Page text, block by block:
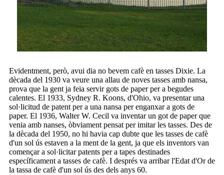
Evidentment, però, avui dia no bevem cafè en tasses Dixie. La
dècada del 1930 va veure una allau de noves tasses amb nansa,
prova que la gent ja feia servir gots de paper per a begudes
calentes. El 1933, Sydney R. Koons, d'Ohio, va presentar una
sol·licitud de patent per a una nansa per enganxar a gots de
paper. El 1936, Walter W. Cecil va inventar un got de paper que
venia amb nanses, òbviament pensat per imitar les tasses. Des de
la dècada del 1950, no hi havia cap dubte que les tasses de cafè
d'un sol ús estaven a la ment de la gent, ja que els inventors van
començar a sol·licitar patents per a tapes destinades
específicament a tasses de cafè. I després va arribar l'Edat d'Or de
la tassa de cafè d'un sol ús des dels anys 60.